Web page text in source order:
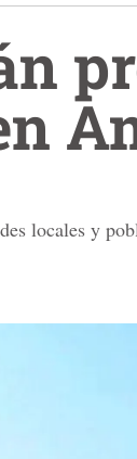
locales y